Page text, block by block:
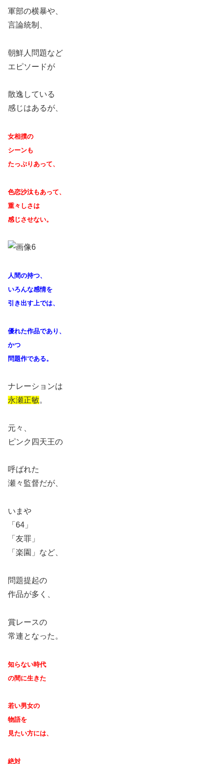
軍部の横暴や、
言論統制、
朝鮮人問題など
エピソードが
散逸している
感じはあるが、
女相撲の
シーンも
たっぷりあって、
色恋沙汰もあって、
重々しさは
感じさせない。
人間の持つ、
いろんな感情を
引き出す上では、
優れた作品であり、
かつ
問題作である。
ナレーションは
永瀬正敏。
元々、
ピンク四天王の
呼ばれた
瀬々監督だが、
いまや
「64」
「友罪」
「楽園」など、
問題提起の
作品が多く、
賞レースの
常連となった。
知らない時代
の間に生きた
若い男女の
物語を
見たい方には、
絶対